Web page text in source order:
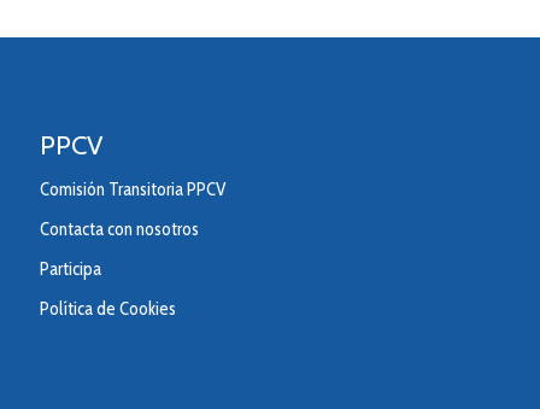
PPCV
Comisión Transitoria PPCV
Contacta con nosotros
Participa
Política de Cookies